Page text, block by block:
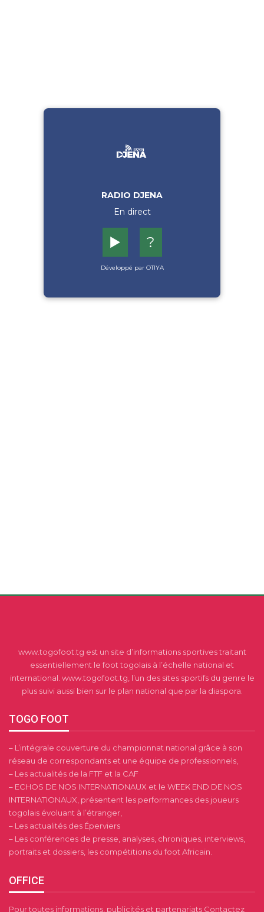
RADIO DJENA
En direct
▶️ ?
Développé par OTIYA
www.togofoot.tg est un site d’informations sportives traitant
essentiellement le foot togolais à l’échelle national et
international. www.togofoot.tg, l’un des sites sportifs du genre le
plus suivi aussi bien sur le plan national que par la diaspora.
TOGO FOOT
– L’intégrale couverture du championnat national grâce à son
réseau de correspondants et une équipe de professionnels,
– Les actualités de la FTF et la CAF
– ECHOS DE NOS INTERNATIONAUX et le WEEK END DE NOS
INTERNATIONAUX, présentent les performances des joueurs
togolais évoluant à l’étranger,
– Les actualités des Éperviers
– Les conférences de presse, analyses, chroniques, interviews,
portraits et dossiers, les compétitions du foot Africain.
OFFICE
Pour toutes informations, publicités et partenariats Contactez